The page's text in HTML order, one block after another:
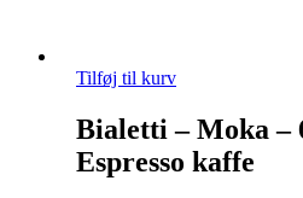
Tilføj til kurv
Bialetti – Moka –
Espresso kaffe